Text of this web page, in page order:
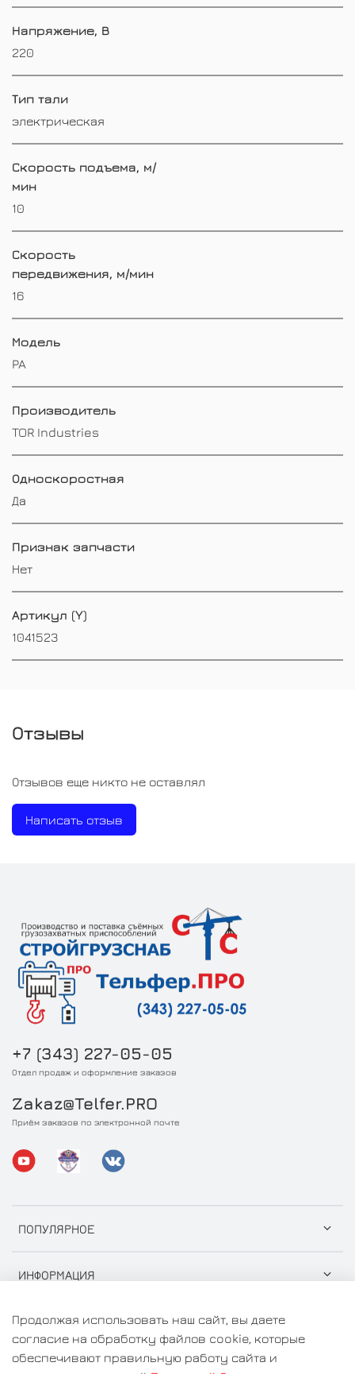
Напряжение, В
220
Тип тали
электрическая
Скорость подъема, м/
мин
10
Скорость
передвижения, м/мин
16
Модель
PA
Производитель
TOR Industries
Односкоростная
Да
Признак запчасти
Нет
Артикул (Y)
1041523
Отзывы
Отзывов еще никто не оставлял
Написать отзыв
ПОПУЛЯРНОЕ
ИНФОРМАЦИЯ
+7 (343) 227-05-05
Отдел продаж и оформление заказов
Zakaz@Telfer.PRO
Приём заказов по электронной почте
Продолжая использовать наш сайт, вы даете
согласие на обработку файлов cookie, которые
обеспечивают правильную работу сайта и